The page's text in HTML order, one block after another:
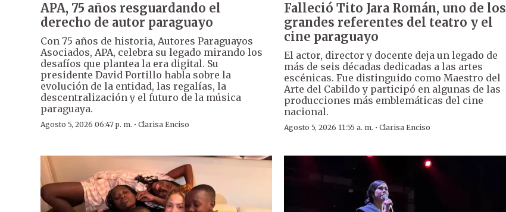
APA, 75 años resguardando el
derecho de autor paraguayo
Con 75 años de historia, Autores Paraguayos
Asociados, APA, celebra su legado mirando los
desafíos que plantea la era digital. Su
presidente David Portillo habla sobre la
evolución de la entidad, las regalías, la
descentralización y el futuro de la música
paraguaya.
Agosto 5, 2026 06:47 p. m. · Clarisa Enciso
Falleció Tito Jara Román, uno de los
grandes referentes del teatro y el
cine paraguayo
El actor, director y docente deja un legado de
más de seis décadas dedicadas a las artes
escénicas. Fue distinguido como Maestro del
Arte del Cabildo y participó en algunas de las
producciones más emblemáticas del cine
nacional.
Agosto 5, 2026 11:55 a. m. ·Clarisa Enciso